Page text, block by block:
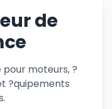
de
pour moteurs, ?
?quipements